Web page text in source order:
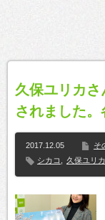
久保ユリカ
されました。
2017.12.05
そ
シカコ
久保ユリカ